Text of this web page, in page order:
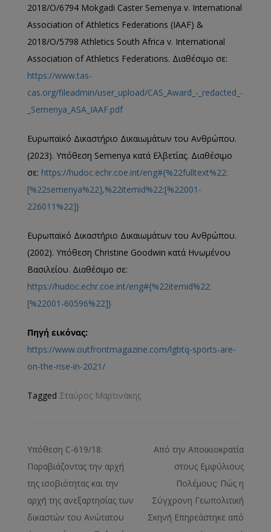
2018/O/6794 Mokgadi Caster Semenya v. International
Association of Athletics Federations (IAAF) &
2018/O/5798 Athletics South Africa v. International
Association of Athletics Federations. Διαθέσιμο σε:
https://www.tas-
cas.org/fileadmin/user_upload/CAS_Award_-_redacted_-
_Semenya_ASA_IAAF.pdf
Ευρωπαϊκό Δικαστήριο Δικαιωμάτων του Ανθρώπου.
(2023). Υπόθεση Semenya κατά Ελβετίας. Διαθέσιμο
σε: https://hudoc.echr.coe.int/eng#{%22fulltext%22:
[%22semenya%22],%22itemid%22:[%22001-
226011%22]}
Ευρωπαϊκό Δικαστήριο Δικαιωμάτων του Ανθρώπου.
(2002). Υπόθεση Christine Goodwin κατά Ηνωμένου
Βασιλείου. Διαθέσιμο σε:
https://hudoc.echr.coe.int/eng#{%22itemid%22:
[%22001-60596%22]}
Πηγή εικόνας:
https://www.outfrontmagazine.com/lgbtq-sports-are-
on-the-rise-in-2021/
Tagged Σταύρος Μαρτινάκης
Υπόθεση C-619/18:
Παραβιάζοντας την αρχή
της ισοβιότητας και την
αρχή της ανεξαρτησίας των
δικαστών του Ανώτατου
Από την Αποικιοκρατία
στους Εμφύλιους
Πολέμους: Πώς η
Σύγχρονη Γεωπολιτική
Σκηνή Επηρεάστηκε από